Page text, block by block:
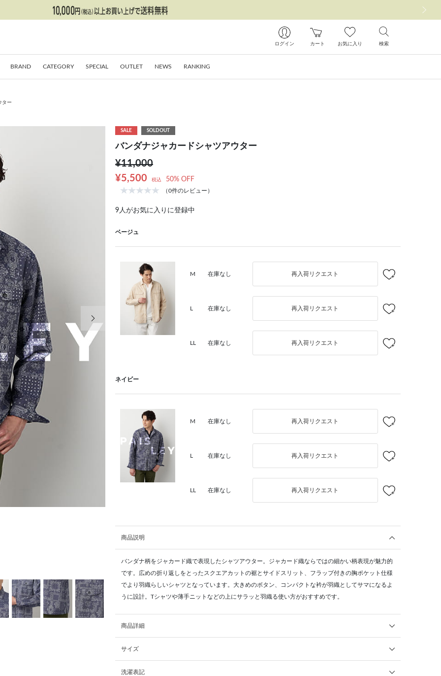
ログイン カート お気に入り 検索
BRAND CATEGORY SPECIAL OUTLET NEWS RANKING
ター
SALE SOLDOUT
バンダナジャカードシャツアウター
¥11,000
¥5,500
税込 50% OFF
（0件のレビュー）
9人がお気に入りに登録中
ベージュ
M 在庫なし 再入荷リクエスト
L 在庫なし 再入荷リクエスト
LL 在庫なし 再入荷リクエスト
ネイビー
M 在庫なし 再入荷リクエスト
L 在庫なし 再入荷リクエスト
LL 在庫なし 再入荷リクエスト
商品説明
バンダナ柄をジャカード織で表現したシャツアウター。ジャカード織ならではの細かい柄表現が魅力的
です。広めの折り返しをとったスクエアカットの裾とサイドスリット、フラップ付きの胸ポケット仕様
でより羽織らしいシャツとなっています。大きめのボタン、コンパクトな衿が羽織としてサマになるよ
うに設計。Tシャツや薄手ニットなどの上にサラッと羽織る使い方がおすすめです。
商品詳細
サイズ
洗濯表記